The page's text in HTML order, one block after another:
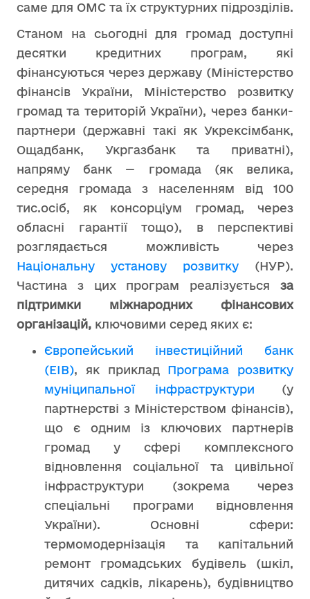
саме для ОМС та їх структурних підрозділів.
Станом на сьогодні для громад доступні
десятки кредитних програм, які
фінансуються через державу (Міністерство
фінансів України, Міністерство розвитку
громад та територій України), через банки-
партнери (державні такі як Укрексімбанк,
Ощадбанк, Укргазбанк та приватні),
напряму банк — громада (як велика,
середня громада з населенням від 100
тис.осіб, як консорціум громад, через
обласні гарантії тощо), в перспективі
розглядається можливість через
Національну установу розвитку (НУР).
Частина з цих програм реалізується за
підтримки міжнародних фінансових
організацій, ключовими серед яких є:
Європейський інвестиційний банк
(EIB), як приклад Програма розвитку
муніципальної інфраструктури (у
партнерстві з Міністерством фінансів),
що є одним із ключових партнерів
громад у сфері комплексного
відновлення соціальної та цивільної
інфраструктури (зокрема через
спеціальні програми відновлення
України). Основні сфери:
термомодернізація та капітальний
ремонт громадських будівель (шкіл,
дитячих садків, лікарень), будівництво